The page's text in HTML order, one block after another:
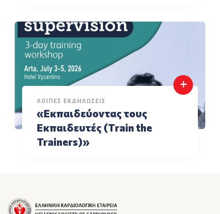
ΛΟΙΠΈΣ ΕΚΔΗΛΏΣΕΙΣ
«Εκπαιδεύοντας τους
Εκπαιδευτές (Τrain the
Trainers)»